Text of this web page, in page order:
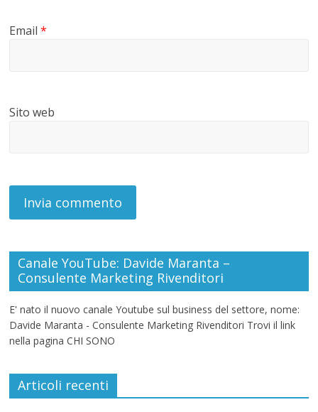
Email*
Sito web
Canale YouTube: Davide Maranta –
Consulente Marketing Rivenditori
E' nato il nuovo canale Youtube sul business del settore, nome:
Davide Maranta - Consulente Marketing Rivenditori Trovi il link
nella pagina CHI SONO
Articoli recenti